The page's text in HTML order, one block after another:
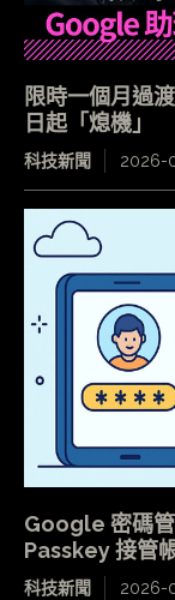
限時一個月過
日起「熄機」
科技新聞 2026-
Google 密碼
Passkey 接管
科技新聞 2026-